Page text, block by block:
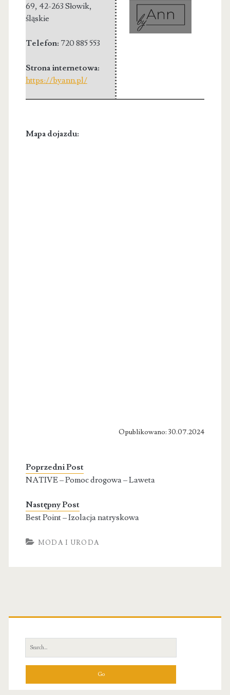
69, 42-263 Słowik,
śląskie
Telefon: 720 885 553
Strona internetowa:
https://byann.pl/
Mapa dojazdu:
Opublikowano: 30.07.2024
Poprzedni Post
NATIVE – Pomoc drogowa – Laweta
Następny Post
Best Point – Izolacja natryskowa
MODA I URODA
Primary
Sidebar
Search
for: